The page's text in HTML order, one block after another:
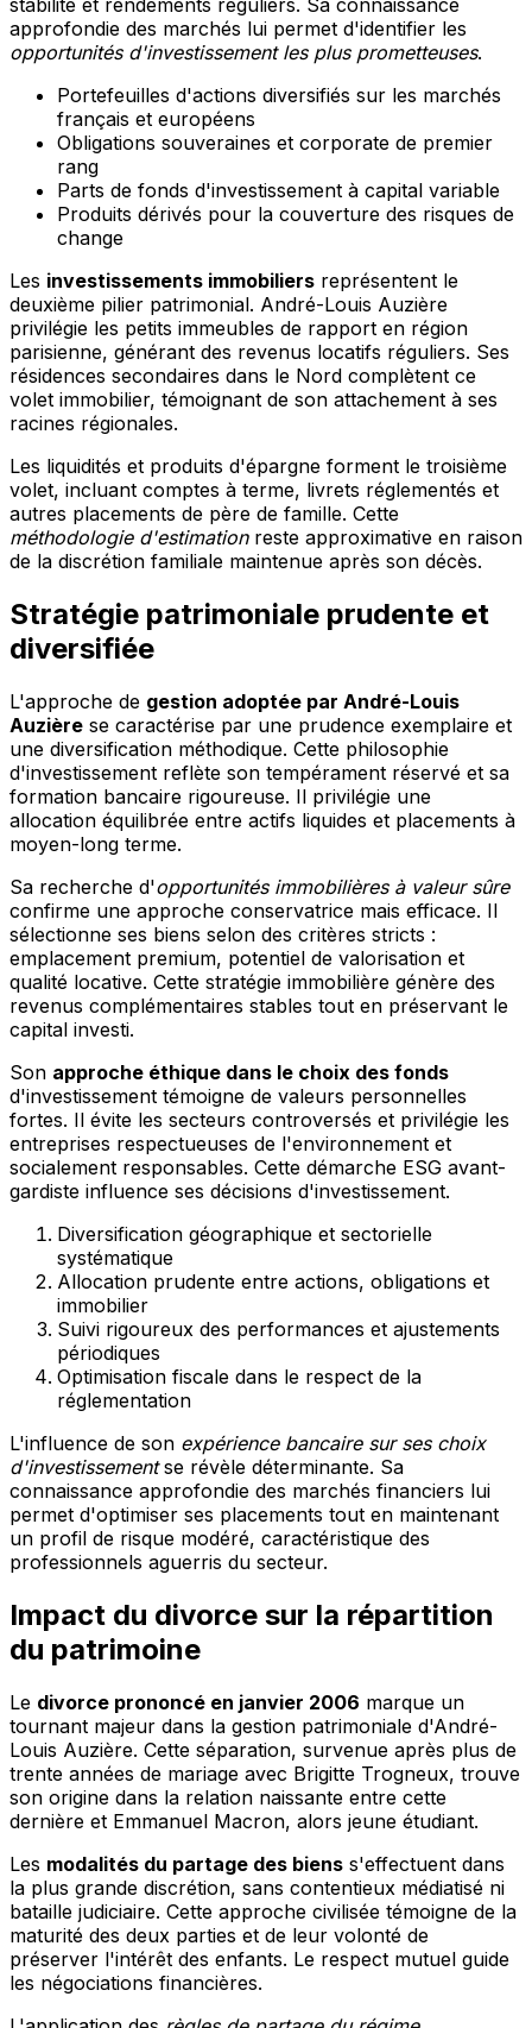
stabilité et rendements réguliers. Sa connaissance
approfondie des marchés lui permet d'identifier les
opportunités d'investissement les plus prometteuses.
Portefeuilles d'actions diversifiés sur les marchés
français et européens
Obligations souveraines et corporate de premier
rang
Parts de fonds d'investissement à capital variable
Produits dérivés pour la couverture des risques de
change
Les investissements immobiliers représentent le
deuxième pilier patrimonial. André-Louis Auzière
privilégie les petits immeubles de rapport en région
parisienne, générant des revenus locatifs réguliers. Ses
résidences secondaires dans le Nord complètent ce
volet immobilier, témoignant de son attachement à ses
racines régionales.
Les liquidités et produits d'épargne forment le troisième
volet, incluant comptes à terme, livrets réglementés et
autres placements de père de famille. Cette
méthodologie d'estimationreste approximative en raison
de la discrétion familiale maintenue après son décès.
Stratégie patrimoniale prudente et
diversifiée
L'approche de gestion adoptée par André-Louis
Auzière se caractérise par une prudence exemplaire et
une diversification méthodique. Cette philosophie
d'investissement reflète son tempérament réservé et sa
formation bancaire rigoureuse. Il privilégie une
allocation équilibrée entre actifs liquides et placements à
moyen-long terme.
Sa recherche d'opportunités immobilières à valeur sûre
confirme une approche conservatrice mais efficace. Il
sélectionne ses biens selon des critères stricts :
emplacement premium, potentiel de valorisation et
qualité locative. Cette stratégie immobilière génère des
revenus complémentaires stables tout en préservant le
capital investi.
Son approche éthique dans le choix des fonds
d'investissement témoigne de valeurs personnelles
fortes. Il évite les secteurs controversés et privilégie les
entreprises respectueuses de l'environnement et
socialement responsables. Cette démarche ESG avant-
gardiste influence ses décisions d'investissement.
Diversification géographique et sectorielle
systématique
Allocation prudente entre actions, obligations et
immobilier
Suivi rigoureux des performances et ajustements
périodiques
Optimisation fiscale dans le respect de la
réglementation
L'influence de son expérience bancaire sur ses choix
d'investissementse révèle déterminante. Sa
connaissance approfondie des marchés financiers lui
permet d'optimiser ses placements tout en maintenant
un profil de risque modéré, caractéristique des
professionnels aguerris du secteur.
Impact du divorce sur la répartition
du patrimoine
Le divorce prononcé en janvier 2006 marque un
tournant majeur dans la gestion patrimoniale d'André-
Louis Auzière. Cette séparation, survenue après plus de
trente années de mariage avec Brigitte Trogneux, trouve
son origine dans la relation naissante entre cette
dernière et Emmanuel Macron, alors jeune étudiant.
Les modalités du partage des biens s'effectuent dans
la plus grande discrétion, sans contentieux médiatisé ni
bataille judiciaire. Cette approche civilisée témoigne de la
maturité des deux parties et de leur volonté de
préserver l'intérêt des enfants. Le respect mutuel guide
les négociations financières.